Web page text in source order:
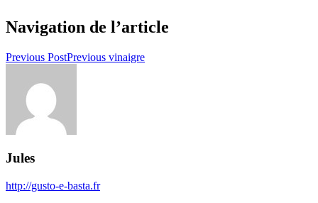
Navigation de l’article
Previous PostPrevious vinaigre
Jules
http://gusto-e-basta.fr